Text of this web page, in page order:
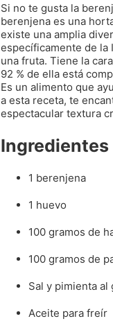
Si no te gusta la
berenjena es una
existe una amplia
específicamente de la
una fruta. Tiene la
92 % de ella está
Es un alimento que
a esta receta, te
espectacular textura
Ingredientes
1 berenjena
1 huevo
100 gramos de
100 gramos de
Sal y pimienta al
Aceite para freír